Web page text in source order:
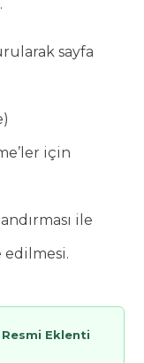
sayfa
için
ile
edilmesi.
Eklenti